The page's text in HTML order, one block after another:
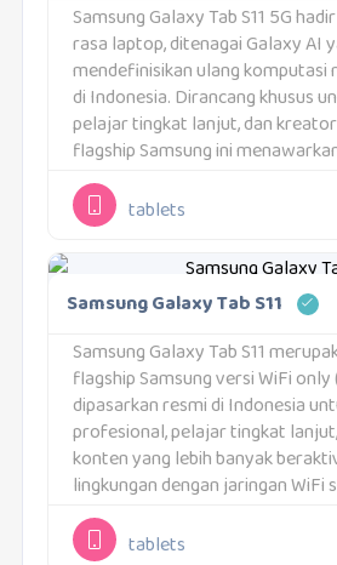
Samsung Galaxy Tab S11 5G
rasa laptop, ditenagai Galaxy AI
mendefinisikan ulang komputasi
di Indonesia. Dirancang khusus
pelajar tingkat lanjut, dan
flagship Samsung ini
portabel dengan kemampuan
canggih, layar premium, serta
seluler...
tablets
Samsung Galaxy Tab S11
Samsung Galaxy Tab S11
flagship Samsung versi WiFi only
dipasarkan resmi di Indonesia
profesional, pelajar tingkat
konten yang lebih banyak
lingkungan dengan jaringan WiFi
ini membawa hampir seluruh
seri Tab S11, namun tanpa...
tablets